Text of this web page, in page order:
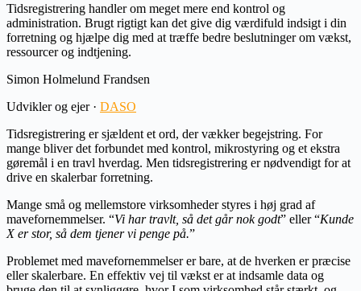
Tidsregistrering handler om meget mere end kontrol og
administration. Brugt rigtigt kan det give dig værdifuld indsigt i din
forretning og hjælpe dig med at træffe bedre beslutninger om vækst,
ressourcer og indtjening.
Simon Holmelund Frandsen
Udvikler og ejer · DASO
Tidsregistrering er sjældent et ord, der vækker begejstring. For
mange bliver det forbundet med kontrol, mikrostyring og et ekstra
gøremål i en travl hverdag. Men tidsregistrering er nødvendigt for at
drive en skalerbar forretning.
Mange små og mellemstore virksomheder styres i høj grad af
mavefornemmelser. “Vi har travlt, så det går nok godt” eller “Kunde
X er stor, så dem tjener vi penge på.”
Problemet med mavefornemmelser er bare, at de hverken er præcise
eller skalerbare. En effektiv vej til vækst er at indsamle data og